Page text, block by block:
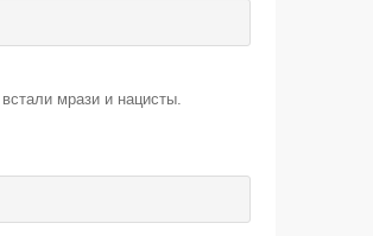
мрази и нацисты.